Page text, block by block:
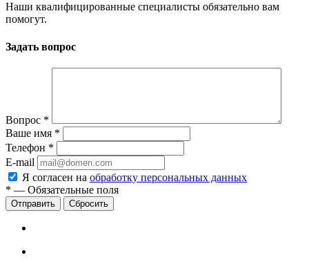
Наши квалифицированные специалисты обязательно вам
помогут.
Задать вопрос
Вопрос *
Ваше имя *
Телефон *
E-mail
Я согласен на обработку персональных данных
* — Обязательные поля
Сбросить